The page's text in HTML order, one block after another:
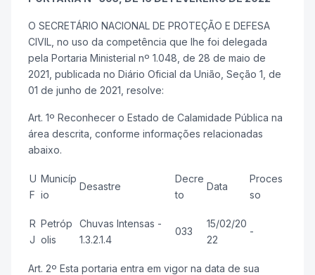
O SECRETÁRIO NACIONAL DE PROTEÇÃO E DEFESA
CIVIL, no uso da competência que lhe foi delegada
pela Portaria Ministerial nº 1.048, de 28 de maio de
2021, publicada no Diário Oficial da União, Seção 1, de
01 de junho de 2021, resolve:
Art. 1º Reconhecer o Estado de Calamidade Pública na
área descrita, conforme informações relacionadas
abaixo.
U
F
Municíp
io
Desastre
Decre
to
Data
Proces
so
R
J
Petróp
olis
Chuvas Intensas -
1.3.2.1.4
033
15/02/20
22
-
Art. 2º Esta portaria entra em vigor na data de sua